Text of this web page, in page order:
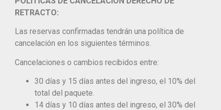
RETRACTO:
Las reservas confirmadas tendrán una política de
cancelación en los siguientes términos.
Cancelaciones o cambios recibidos entre:
30 días y 15 días antes del ingreso, el 10% del
total del paquete.
14 días y 10 días antes del ingreso, el 30% del